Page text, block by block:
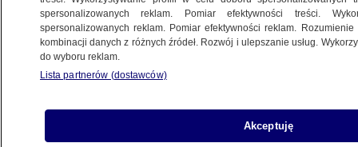
Udostępnij
spersonalizowanych reklam. Pomiar efektywności treści.
spersonalizowanych reklam. Pomiar efektywności reklam.
kombinacji danych z różnych źródeł. Rozwój i ulepszanie usług.
do wyboru reklam.
Lista partnerów (dostawców)
Akceptuję